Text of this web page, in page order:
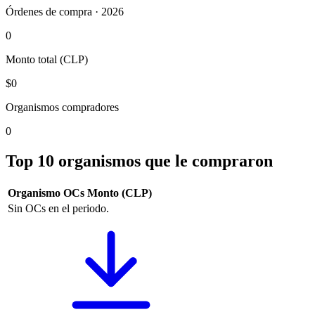
Órdenes de compra · 2026
0
Monto total (CLP)
$0
Organismos compradores
0
Top 10 organismos que le compraron
Organismo OCs Monto (CLP)
Sin OCs en el periodo.